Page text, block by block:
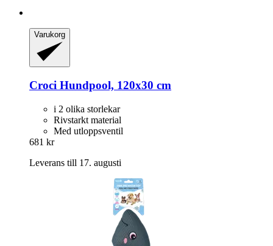
Varukorg
Croci Hundpool, 120x30 cm
i 2 olika storlekar
Rivstarkt material
Med utloppsventil
681 kr
Leverans till 17. augusti